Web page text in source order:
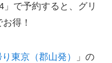
で予約すると、グリ
得！
り東京（郡山発）
」の